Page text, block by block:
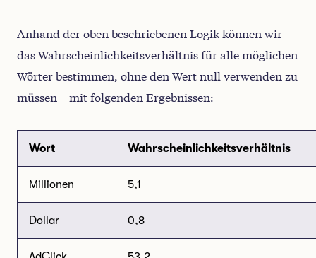
Anhand der oben beschriebenen Logik können wir
das Wahrscheinlichkeitsverhältnis für alle möglichen
Wörter bestimmen, ohne den Wert null verwenden zu
müssen − mit folgenden Ergebnissen:
Wort Wahrscheinlichkeitsverhältnis
Millionen 5,1
Dollar 0,8